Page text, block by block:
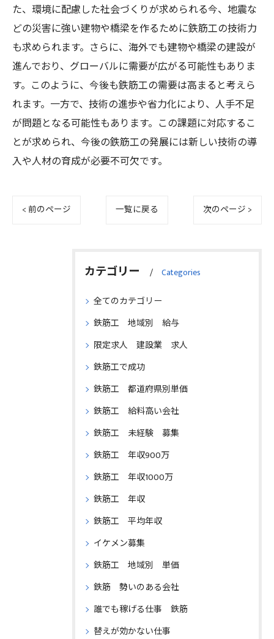
た、環境に配慮した社会づくりが求められる今、地震な
どの災害に強い建物や橋梁を作るために鉄筋工の技術力
も求められます。さらに、海外でも建物や橋梁の建設が
進んでおり、グローバルに需要が広がる可能性もありま
す。このように、今後も鉄筋工の需要は高まると考えら
れます。一方で、技術の進歩や省力化により、人手不足
が問題となる可能性もあります。この課題に対応するこ
とが求められ、今後の鉄筋工の発展には新しい技術の導
入や人材の育成が必要不可欠です。
< 前のページ 一覧に戻る 次のページ >
カテゴリー Categories
全てのカテゴリー
鉄筋工 地域別 給与
限定求人 建設業 求人
鉄筋工で成功
鉄筋工 都道府県別単価
鉄筋工 給料高い会社
鉄筋工 未経験 募集
鉄筋工 年収900万
鉄筋工 年収1000万
鉄筋工 年収
鉄筋工 平均年収
イケメン募集
鉄筋工 地域別 単価
鉄筋 勢いのある会社
誰でも稼げる仕事 鉄筋
替えが効かない仕事